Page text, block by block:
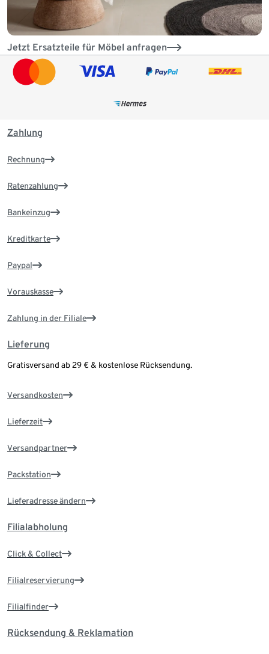
Jetzt Ersatzteile für Möbel anfragen
Zahlung
Rechnung
Ratenzahlung
Bankeinzug
Kreditkarte
Paypal
Vorauskasse
Zahlung in der Filiale
Lieferung
Gratisversand ab 29 € & kostenlose Rücksendung.
Versandkosten
Lieferzeit
Versandpartner
Packstation
Lieferadresse ändern
Filialabholung
Click & Collect
Filialreservierung
Filialfinder
Rücksendung & Reklamation